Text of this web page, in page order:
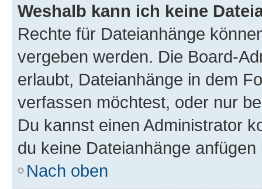
Weshalb kann ich keine
Rechte für Dateianhänge
vergeben werden. Die Board-
erlaubt, Dateianhänge in dem
verfassen möchtest, oder nur
Du kannst einen Administrator
du keine Dateianhänge anfügen
Nach oben